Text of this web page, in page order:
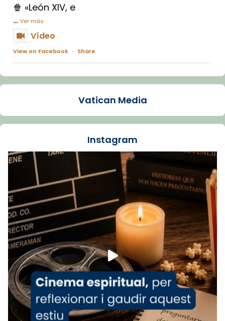
🍿 «León XIV, e
... Ver más
Vídeo
View on Facebook · Share
Arquebisbat de Barcelona
La Carmina va patir depressió. Fa gairebé
dos mesos, a l'Estadi Lluís Companys, la
Recupera l'entrevista comp
Vatican
tican News 👇
www.vaticannews.va/es/iglesia/news/2026-
07/carmina-historia-depresion-papa-viaje-
espana-testimoni...
Foto
View on Facebook · Share
Arquebisbat de Barcelona
2 weeks ago
«Avui les santes Juliana i Semproniana ens
ajuden a alçar la mirada»
Vatican Media
Instagram